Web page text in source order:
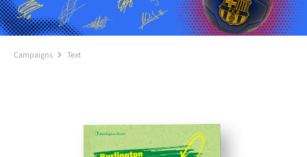
Campaigns Text